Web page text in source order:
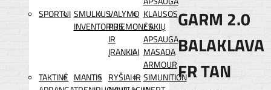
SPORTUI SMULKUS
INVENTORIUS
VALYMO
PRIEMONĖS
IR
ĮRANKIAI
KLAUSOS
/ AKIŲ
APSAUGA
MASADA
ARMOUR
TAKTINĖ MANTIS RYŠIAI IR SIMUNITION
GARM 2.0
BALAKLAVA
FR TAN